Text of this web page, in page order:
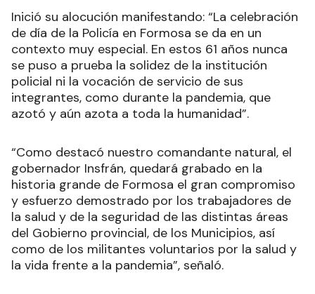
Inició su alocución manifestando: “La celebración
de día de la Policía en Formosa se da en un
contexto muy especial. En estos 61 años nunca
se puso a prueba la solidez de la institución
policial ni la vocación de servicio de sus
integrantes, como durante la pandemia, que
azotó y aún azota a toda la humanidad”.
“Como destacó nuestro comandante natural, el
gobernador Insfrán, quedará grabado en la
historia grande de Formosa el gran compromiso
y esfuerzo demostrado por los trabajadores de
la salud y de la seguridad de las distintas áreas
del Gobierno provincial, de los Municipios, así
como de los militantes voluntarios por la salud y
la vida frente a la pandemia”, señaló.